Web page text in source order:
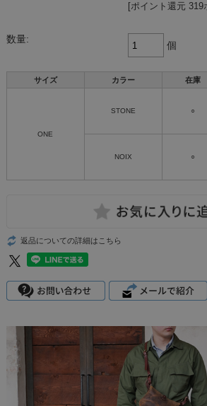
[ポイント還元 319
数量:
個
サイズ カラー 在庫
ONE
STONE ○
NOIX ○
返品についての詳細はこちら